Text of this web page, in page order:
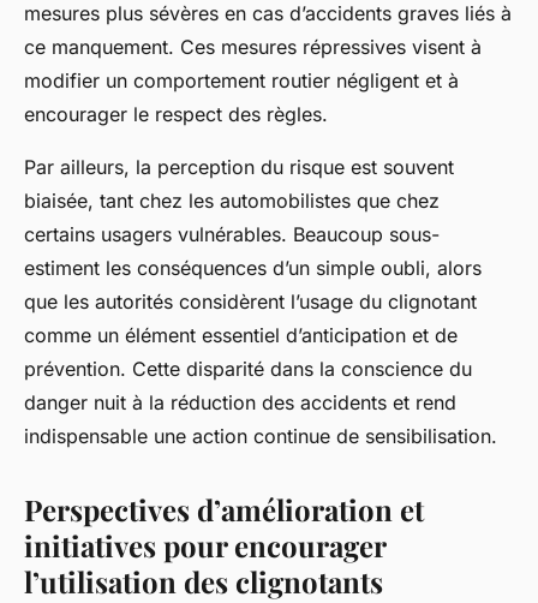
mesures plus sévères en cas d’accidents graves liés à
ce manquement. Ces mesures répressives visent à
modifier un comportement routier négligent et à
encourager le respect des règles.
Par ailleurs, la perception du risque est souvent
biaisée, tant chez les automobilistes que chez
certains usagers vulnérables. Beaucoup sous-
estiment les conséquences d’un simple oubli, alors
que les autorités considèrent l’usage du clignotant
comme un élément essentiel d’anticipation et de
prévention. Cette disparité dans la conscience du
danger nuit à la réduction des accidents et rend
indispensable une action continue de sensibilisation.
Perspectives d’amélioration et
initiatives pour encourager
l’utilisation des clignotants